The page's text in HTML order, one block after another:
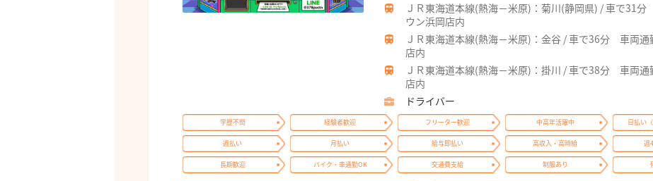
ＪＲ東海道本線(熱海－米原)：菊川(静岡県) / 車で31
ウン浜岡店内
ＪＲ東海道本線(熱海－米原)：金谷 / 車で36分 車両
店内
ＪＲ東海道本線(熱海－米原)：掛川 / 車で38分 車両
店内
ドライバー
学歴不問 経験者歓迎 フリーター歓迎 中高年活躍中 日払い
週払い 月払い 給与即払い 高収入・高時給 週
長期歓迎 バイク・車通勤OK 交通費支給 制服あり